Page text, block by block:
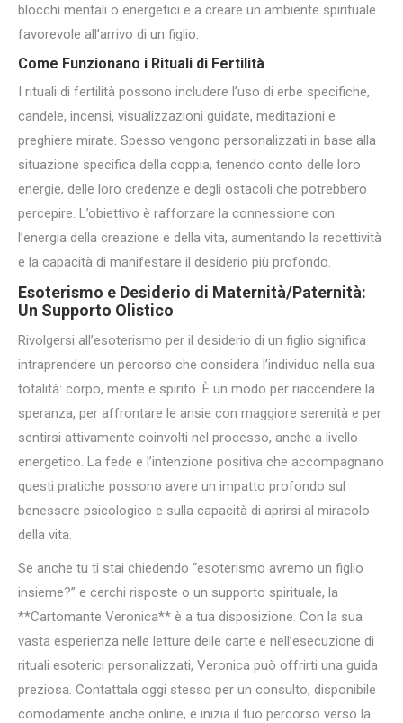
blocchi mentali o energetici e a creare un ambiente spirituale
favorevole all’arrivo di un figlio.
Come Funzionano i Rituali di Fertilità
I rituali di fertilità possono includere l’uso di erbe specifiche,
candele, incensi, visualizzazioni guidate, meditazioni e
preghiere mirate. Spesso vengono personalizzati in base alla
situazione specifica della coppia, tenendo conto delle loro
energie, delle loro credenze e degli ostacoli che potrebbero
percepire. L’obiettivo è rafforzare la connessione con
l’energia della creazione e della vita, aumentando la recettività
e la capacità di manifestare il desiderio più profondo.
Esoterismo e Desiderio di Maternità/Paternità:
Un Supporto Olistico
Rivolgersi all’esoterismo per il desiderio di un figlio significa
intraprendere un percorso che considera l’individuo nella sua
totalità: corpo, mente e spirito. È un modo per riaccendere la
speranza, per affrontare le ansie con maggiore serenità e per
sentirsi attivamente coinvolti nel processo, anche a livello
energetico. La fede e l’intenzione positiva che accompagnano
questi pratiche possono avere un impatto profondo sul
benessere psicologico e sulla capacità di aprirsi al miracolo
della vita.
Se anche tu ti stai chiedendo “esoterismo avremo un figlio
insieme?” e cerchi risposte o un supporto spirituale, la
**Cartomante Veronica** è a tua disposizione. Con la sua
vasta esperienza nelle letture delle carte e nell’esecuzione di
rituali esoterici personalizzati, Veronica può offrirti una guida
preziosa. Contattala oggi stesso per un consulto, disponibile
comodamente anche online, e inizia il tuo percorso verso la